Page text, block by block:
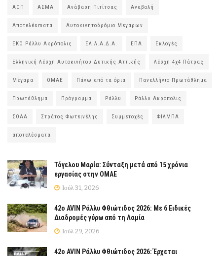
ΑΟΠ ΑΣΜΑ Ανάβαση Πιτίτσας Αναβολή
Αποτελέsmατα Αυτοκινητοδρόμιο Μεγάρων
ΕΚΟ Ράλλυ Ακρόπολις ΕΛ.Λ.Α.Δ.Α. ΕΠΑ Εκλογές
Ελληνική Λέσχη Αυτοκινήτου Δυτικής Αττικής Λέσχη 4χ4 Πάτρας
Μέγαρα ΟΜΑΕ Πάνω από τα όρια Πανελλήνιο Πρωτάθλημα
Πρωτάθλημα Πρόγραμμα Ράλλυ Ράλλυ Ακρόπολις
ΣΟΑΑ Στράτος Φωτεινέλης Συμμετοχές ΦΙΛΜΠΑ
αποτελέσματα
Τόγελου Μαρία: Σύνταξη μετά από 15 χρόνια
εργασίας στην ΟΜΑΕ
Ιούλ 31, 2026
42ο AVIN Ράλλυ Φθιώτιδος 2026: Με 6 Ειδικές
Διαδρομές γύρω από τη Λαμία
Ιούλ 29, 2026
42ο AVIN Ράλλυ Φθιώτιδος 2026: Έρχεται